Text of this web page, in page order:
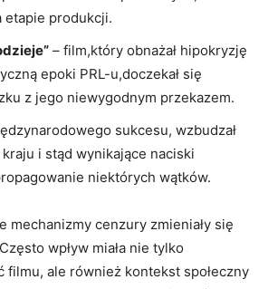
etapie produkcji.
– film,który obnażał hipokryzję
epoki ‌PRL-u,doczekał się
z jego niewygodnym przekazem.
sukcesu, wzbudzał
i stąd wynikające naciski
niektórych wątków.
mechanizmy cenzury zmieniały się
wpływ miała nie tylko
filmu, ale również kontekst społeczny